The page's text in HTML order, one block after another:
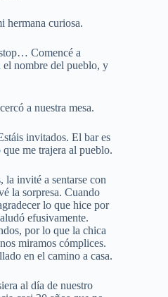
hermana curiosa.
Comencé a
nombre del pueblo, y
a nuestra mesa.
invitados. El bar es
me trajera al pueblo.
la invité a sentarse con
la sorpresa. Cuando
lo que hice por
efusivamente.
por lo que la chica
miramos cómplices.
en el camino a casa.
al día de nuestro